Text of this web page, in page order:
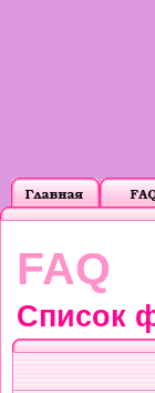
FAQ
Список